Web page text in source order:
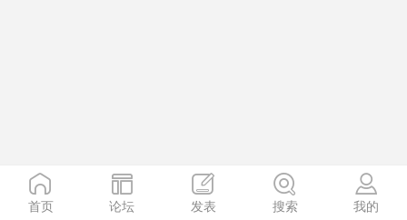
首页 论坛 发表 搜索 我的